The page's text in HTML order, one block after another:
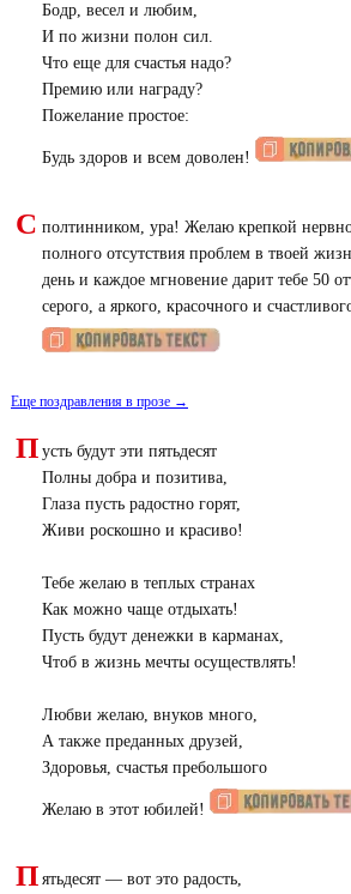
Бодр, весел и любим,
И по жизни полон сил.
Что еще для счастья надо?
Премию или награду?
Пожелание простое:
Будь здоров и всем доволен!
С полтинником, ура! Желаю крепкой
полного отсутствия проблем в твоей
день и каждое мгновение дарит тебе 50
серого, а яркого, красочного и
Еще поздравления в прозе →
П усть будут эти пятьдесят
Полны добра и позитива,
Глаза пусть радостно горят,
Живи роскошно и красиво!
Тебе желаю в теплых странах
Как можно чаще отдыхать!
Пусть будут денежки в карманах,
Чтоб в жизнь мечты осуществлять!
Любви желаю, внуков много,
А также преданных друзей,
Здоровья, счастья пребольшого
Желаю в этот юбилей!
П ятьдесят — вот это радость,